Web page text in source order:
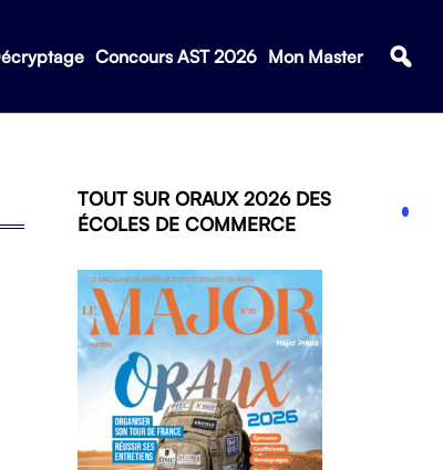
Concours AST 2026 Mon Master
TOUT SUR ORAUX 2026 DES
ÉCOLES DE COMMERCE